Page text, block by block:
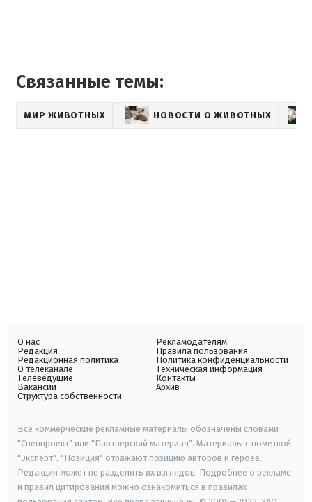
Связанные темы:
МИР ЖИВОТНЫХ НОВОСТИ О ЖИВОТНЫХ
О нас
Редакция
Редакционная политика
О телеканале
Телеведущие
Вакансии
Структура собственности
Рекламодателям
Правила пользования
Политика конфиденциальности
Техническая информация
Контакты
Архив
Все коммерческие рекламные материалы обозначены словами
"Спецпроект" или "Партнерский материал". Материалы с пометкой
"Эксперт", "Позиция" отражают позицию авторов и героев.
Редакция может не разделять их взглядов. Подробнее о рекламе
и правил цитирования можно ознакомиться в правилах